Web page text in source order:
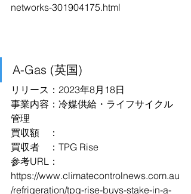
networks-301904175.html
A-Gas (英国)
リリース：2023年8月18日
事業内容：冷媒供給・ライフサイクル
管理
買収額　：
買収者　：TPG Rise
参考URL：
https://www.climatecontrolnews.com.au
/refrigeration/tpg-rise-buys-stake-in-a-